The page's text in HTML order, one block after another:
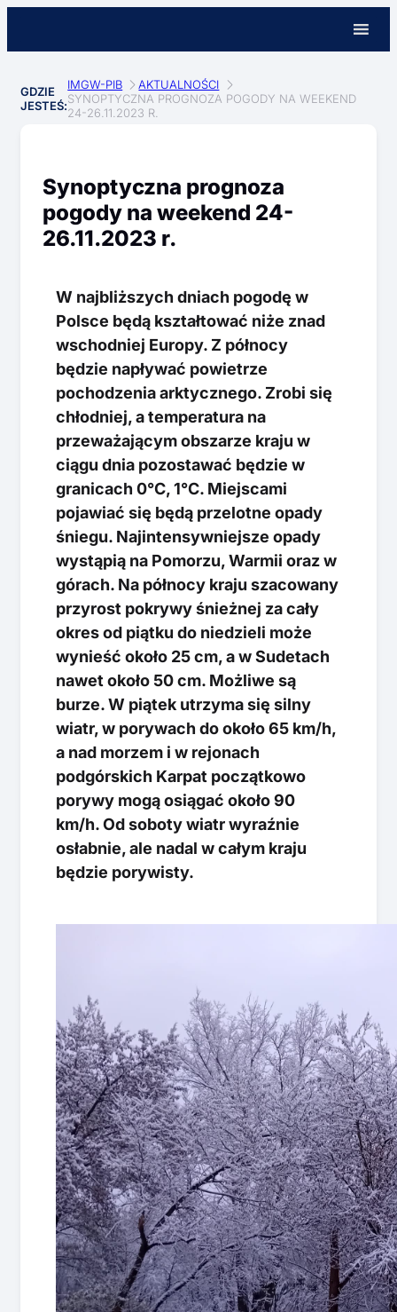
GDZIE
JESTEŚ:
IMGW-PIB
AKTUALNOŚCI
SYNOPTYCZNA PROGNOZA POGODY NA WEEKEND
24-26.11.2023 R.
Synoptyczna prognoza
pogody na weekend 24-
26.11.2023 r.
W najbliższych dniach pogodę w
Polsce będą kształtować niże znad
wschodniej Europy. Z północy
będzie napływać powietrze
pochodzenia arktycznego. Zrobi się
chłodniej, a temperatura na
przeważającym obszarze kraju w
ciągu dnia pozostawać będzie w
granicach 0°C, 1°C. Miejscami
pojawiać się będą przelotne opady
śniegu. Najintensywniejsze opady
wystąpią na Pomorzu, Warmii oraz w
górach. Na północy kraju szacowany
przyrost pokrywy śnieżnej za cały
okres od piątku do niedzieli może
wynieść około 25 cm, a w Sudetach
nawet około 50 cm. Możliwe są
burze. W piątek utrzyma się silny
wiatr, w porywach do około 65 km/h,
a nad morzem i w rejonach
podgórskich Karpat początkowo
porywy mogą osiągać około 90
km/h. Od soboty wiatr wyraźnie
osłabnie, ale nadal w całym kraju
będzie porywisty.